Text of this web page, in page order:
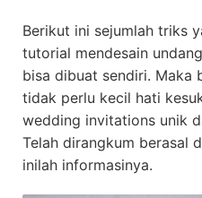
Berikut ini sejumlah triks
tutorial mendesain
bisa dibuat sendiri. Maka
tidak perlu kecil hati
wedding invitations unik
Telah dirangkum berasal
inilah informasinya.